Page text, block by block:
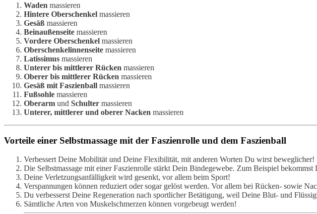
Waden massieren
Hintere Oberschenkel massieren
Gesäß massieren
Beinaußenseite massieren
Vordere Oberschenkel massieren
Oberschenkelinnenseite massieren
Latissimus massieren
Unterer bis mittlerer Rücken massieren
Oberer bis mittlerer Rücken massieren
Gesäß mit Faszienball massieren
Fußsohle massieren
Oberarm und Schulter massieren
Unterer, mittlerer und oberer Nacken massieren
Vorteile einer Selbstmassage mit der Faszienrolle und dem Faszienball
Verbessert Deine Mobilität und Deine Flexibilität, mit anderen Worten Du wirst beweglicher!
Die Selbstmassage mit einer Faszienrolle stärkt Dein Bindegewebe. Zum Beispiel
Deine Verletzungsanfälligkeit wird gesenkt, vor allem beim Sport!
Verspannungen können reduziert oder sogar gelöst werden. Vor allem bei Rücken- sowie
Du verbesserst Deine Regeneration nach sportlicher Betätigung, weil Deine Blut- und
Sämtliche Arten von Muskelschmerzen können vorgebeugt werden!